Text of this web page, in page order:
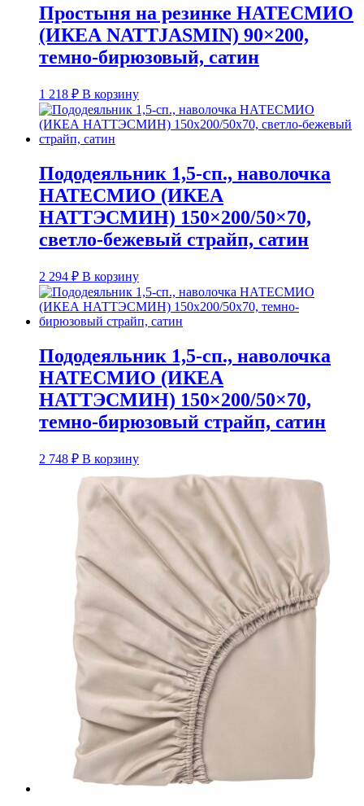
Простыня на резинке НАТЕСМИО
(ИКЕА NATTJASMIN) 90×200,
темно-бирюзовый, сатин
1 218 ₽ В корзину
Пододеяльник 1,5-сп., наволочка
НАТЕСМИО (ИКЕА
НАТТЭСМИН) 150×200/50×70,
светло-бежевый страйп, сатин
2 294 ₽ В корзину
Пододеяльник 1,5-сп., наволочка
НАТЕСМИО (ИКЕА
НАТТЭСМИН) 150×200/50×70,
темно-бирюзовый страйп, сатин
2 748 ₽ В корзину